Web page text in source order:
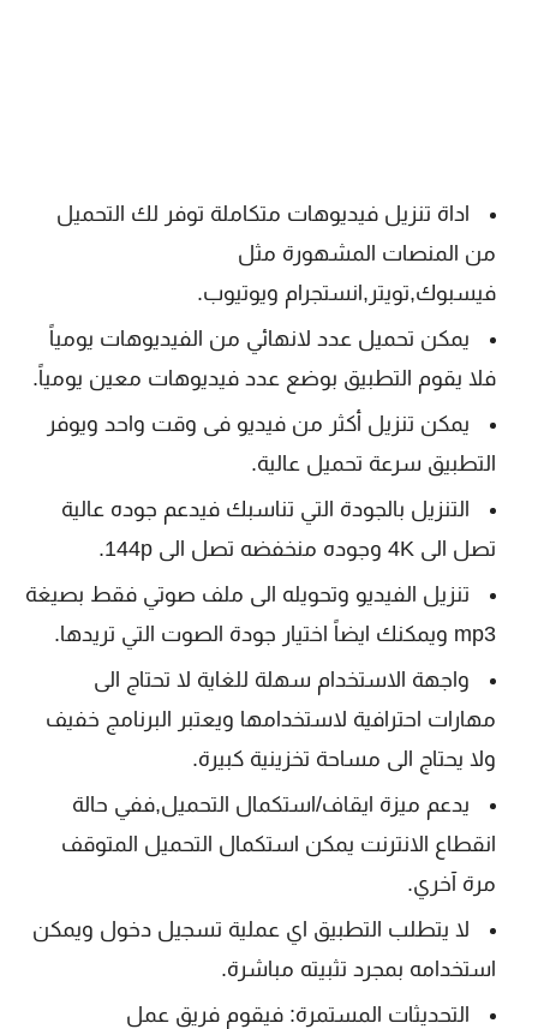
اداة تنزيل فيديوهات متكاملة توفر لك التحميل
من المنصات المشهورة مثل
فيسبوك,تويتر,انستجرام ويوتيوب.
يمكن تحميل عدد لانهائي من الفيديوهات يومياً
فلا يقوم التطبيق بوضع عدد فيديوهات معين يومياً.
يمكن تنزيل أكثر من فيديو فى وقت واحد ويوفر
التطبيق سرعة تحميل عالية.
التنزيل بالجودة التي تناسبك فيدعم جوده عالية
تصل الى 4K وجوده منخفضه تصل الى 144p.
تنزيل الفيديو وتحويله الى ملف صوتي فقط بصيغة
mp3 ويمكنك ايضاً اختيار جودة الصوت التي تريدها.
واجهة الاستخدام سهلة للغاية لا تحتاج الى
مهارات احترافية لاستخدامها ويعتبر البرنامج خفيف
ولا يحتاج الى مساحة تخزينية كبيرة.
يدعم ميزة ايقاف/استكمال التحميل,ففي حالة
انقطاع الانترنت يمكن استكمال التحميل المتوقف
مرة آخري.
لا يتطلب التطبيق اي عملية تسجيل دخول ويمكن
استخدامه بمجرد تثبيته مباشرة.
التحديثات المستمرة: فيقوم فريق عمل